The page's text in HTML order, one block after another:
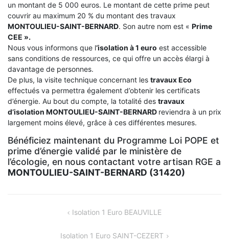
un montant de 5 000 euros. Le montant de cette prime peut
couvrir au maximum 20 % du montant des travaux
MONTOULIEU-SAINT-BERNARD. Son autre nom est « Prime
CEE ».
Nous vous informons que l‘isolation à 1 euro est accessible
sans conditions de ressources, ce qui offre un accès élargi à
davantage de personnes.
De plus, la visite technique concernant les travaux Eco
effectués va permettra également d’obtenir les certificats
d’énergie. Au bout du compte, la totalité des travaux
d’isolation MONTOULIEU-SAINT-BERNARD reviendra à un prix
largement moins élevé, grâce à ces différentes mesures.
Bénéficiez maintenant du Programme Loi POPE et
prime d’énergie validé par le ministère de
l’écologie, en nous contactant votre artisan RGE a
MONTOULIEU-SAINT-BERNARD (31420)
NAVIGATION Isolation 1 Euro BEAUVILLE
Isolation 1 Euro SAINT-CEZERT